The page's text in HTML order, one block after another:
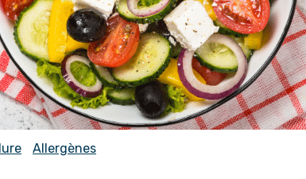
Allergènes